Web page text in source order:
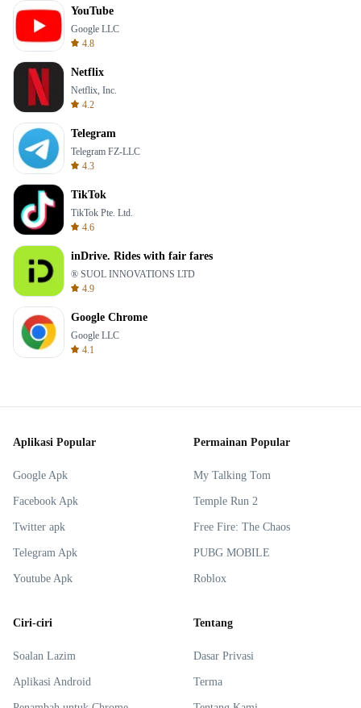
YouTube
Google LLC
4.8
Netflix
Netflix, Inc.
4.2
Telegram
Telegram FZ-LLC
4.3
TikTok
TikTok Pte. Ltd.
4.6
inDrive. Rides with fair fares
® SUOL INNOVATIONS LTD
4.9
Google Chrome
Google LLC
4.1
Aplikasi Popular
Google Apk
Facebook Apk
Twitter apk
Telegram Apk
Youtube Apk
Permainan Popular
My Talking Tom
Temple Run 2
Free Fire: The Chaos
PUBG MOBILE
Roblox
Ciri-ciri
Soalan Lazim
Aplikasi Android
Tentang
Dasar Privasi
Terma